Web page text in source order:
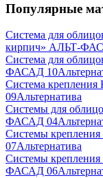
Популярные
Система для
кирпич» АЛЬТ-
Система для
ФАСАД 10
Система
09Альтернатива
Системы для
ФАСАД 04
Системы
07Альтернатива
Cистемы
ФАСАД 06